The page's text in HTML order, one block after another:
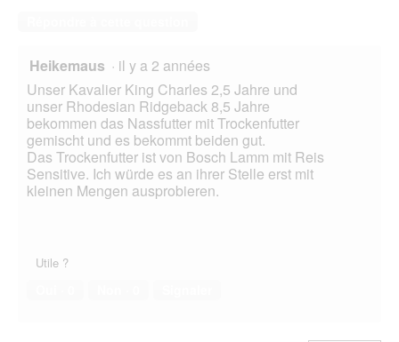
Heikemaus · il y a 2 années
Unser Kavalier King Charles 2,5 Jahre und
unser Rhodesian Ridgeback 8,5 Jahre
bekommen das Nassfutter mit Trockenfutter
gemischt und es bekommt beiden gut.
Das Trockenfutter ist von Bosch Lamm mit Reis
Sensitive. Ich würde es an ihrer Stelle erst mit
kleinen Mengen ausprobieren.
Utile ?